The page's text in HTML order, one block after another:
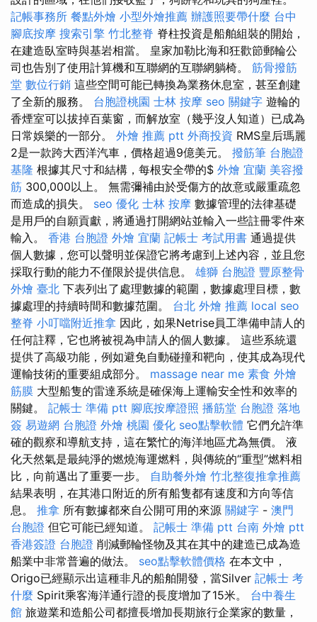
記帳事務所 餐點外燴 小型外燴推薦 辦護照要帶什麼 台中
腳底按摩 搜索引擎 竹北整脊 脊柱投資是船舶組裝的開始，
在建造臥室時與基岩相當。 皇家加勒比海和狂歡節郵輪公
司也告別了使用計算機和互聯網的互聯網躺椅。 筋骨撥筋
堂 數位行銷 這些空間可能已轉換為業務休息室，甚至創建
了全新的服務。 台胞證桃園 士林 按摩 seo 關鍵字 遊輪的
香煙室可以拔掉百葉窗，而解放室（幾乎沒人知道）已成為
日常娛樂的一部分。 外燴 推薦 ptt 外商投資 RMS皇后瑪麗
2是一款跨大西洋汽車，價格超過9億美元。 撥筋筆 台胞證
基隆 根據其尺寸和結構，每根安全帶的$ 外燴 宜蘭 美容撥
筋 300,000以上。 無需彌補由於受傷方的故意或嚴重疏忽
而造成的損失。 seo 優化 士林 按摩 數據管理的法律基礎
是用戶的自願貢獻，將通過打開網站並輸入一些註冊零件來
輸入。 香港 台胞證 外燴 宜蘭 記帳士 考試用書 通過提供
個人數據，您可以聲明並保證它將考慮到上述內容，並且您
採取行動的能力不僅限於提供信息。 雄獅 台胞證 豐原整骨
外燴 臺北 下表列出了處理數據的範圍，數據處理目標，數
據處理的持續時間和數據范圍。 台北 外燴 推薦 local seo
整脊 小叮噹附近推拿 因此，如果Netrise員工準備申請人的
任何註釋，它也將被視為申請人的個人數據。 這些系統還
提供了高級功能，例如避免自動碰撞和靶向，使其成為現代
運輸技術的重要組成部分。 massage near me 素食 外燴
筋膜 大型船隻的雷達系統是確保海上運輸安全性和效率的
關鍵。 記帳士 準備 ptt 腳底按摩證照 播筋堂 台胞證 落地
簽 易遊網 台胞證 外燴 桃園 優化 seo點擊軟體 它們允許準
確的觀察和導航支持，這在繁忙的海洋地區尤為無價。 液
化天然氣是最純淨的燃燒海運燃料，與傳統的“重型”燃料相
比，向前邁出了重要一步。 自助餐外燴 竹北整復推拿推薦
結果表明，在其港口附近的所有船隻都有速度和方向等信
息。 推拿 所有數據都來自公開可用的來源 關鍵字 - 澳門
台胞證 但它可能已經知道。 記帳士 準備 ptt 台南 外燴 ptt
香港簽證 台胞證 削減郵輪怪物及其在其中的建造已成為造
船業中非常普遍的做法。 seo點擊軟體價格 在本文中，
Origo已經顯示出這種非凡的船舶開發，當Silver 記帳士 考
什麼 Spirit乘客海洋通行證的長度增加了15米。 台中養生
館 旅遊業和造船公司都擅長增加長期旅行企業家的數量，